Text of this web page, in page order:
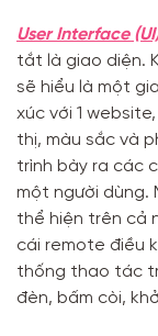
User Interface
tắt là giao diện.
sẽ hiểu là một
xúc với 1
thị, màu sắc và
trình bày ra các
một người dùng.
thể hiện trên cả
cái remote điều
thống thao tác
đèn, bấm còi,